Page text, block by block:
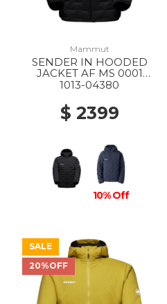
Mammut
SENDER IN HOODED
JACKET AF MS 0001
BLACK
1013-04380
$ 2399
10% Off
SALE
20%OFF